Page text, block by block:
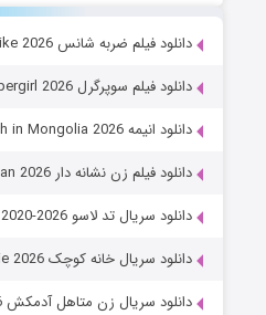
دانلود فیلم ضربه شانس Lucky Strike 2026
دانلود فیلم سوپرگرل Supergirl 2026
دانلود انیمه Jaadugar: A Witch in Mongolia 2026
دانلود فیلم زن نشانه دار The Marked Woman 2026
دانلود سریال تد لاسو Ted Lasso 2020-2026
دانلود سریال خانه کوچک Little House on the Prairie 2026
دانلود سریال زن متاهل آدمکش A Bona Fide Killer 2026